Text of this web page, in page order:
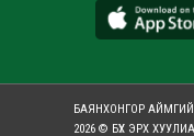
БАЯНХОНГОР
2026 © БҮХ ЭРХ